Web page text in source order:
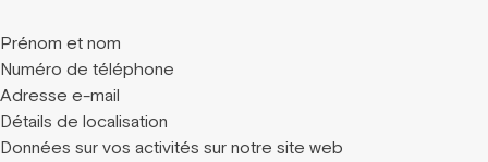
et nom
de téléphone
e-mail
de localisation
sur vos activités sur notre site web